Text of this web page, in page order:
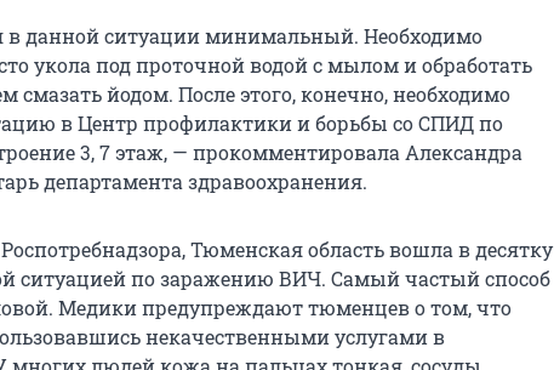
данной ситуации минимальный. Необходимо
укола под проточной водой с мылом и обработать
смазать йодом. После этого, конечно, необходимо
в Центр профилактики и борьбы со СПИД по
3, 7 этаж, — прокомментировала Александра
департамента здравоохранения.
Тюменская область вошла в десятку
ситуацией по заражению ВИЧ. Самый частый способ
Медики предупреждают тюменцев о том, что
некачественными услугами в